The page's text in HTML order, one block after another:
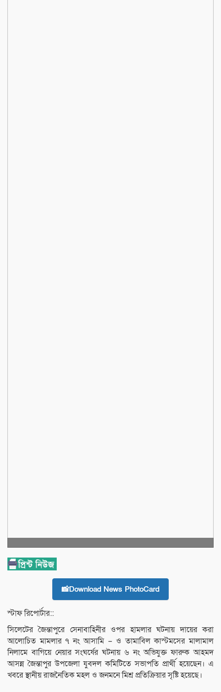
📸Download News PhotoCard
স্টাফ রিপোর্টার::
সিলেটের জৈন্তাপুরে সেনাবাহিনীর ওপর হামলার ঘটনায় দায়ের করা
আলোচিত মামলার ৭ নং আসামি – ও তামাবিল কাস্টমসের মালামাল
নিলামে বাগিয়ে নেয়ার সংঘর্ষের ঘটনায় ৬ নং অভিযুক্ত ফারুক আহমদ
আসন্ন জৈন্তাপুর উপজেলা যুবদল কমিটিতে সভাপতি প্রার্থী হয়েছেন। এ
খবরে স্থানীয় রাজনৈতিক মহল ও জনমনে মিশ্র প্রতিক্রিয়ার সৃষ্টি হয়েছে।